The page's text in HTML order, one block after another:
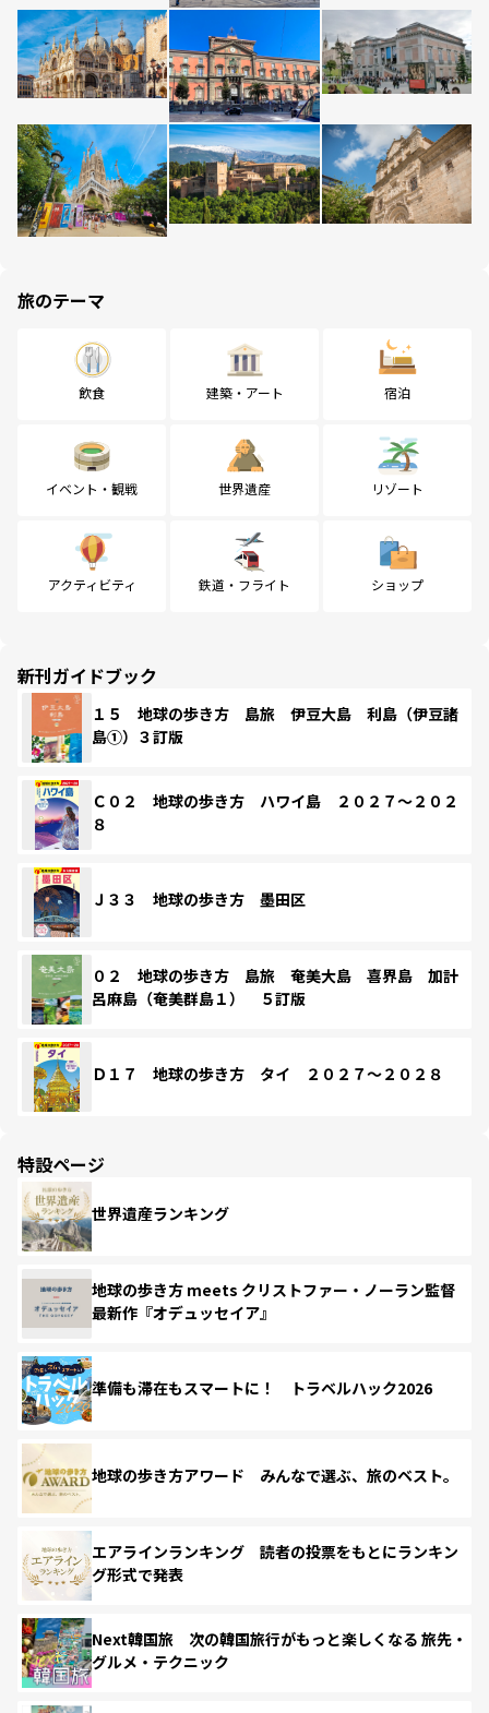
旅のテーマ
飲食 建築・アート 宿泊
イベント・観戦 世界遺産 リゾート
アクティビティ 鉄道・フライト ショップ
新刊ガイドブック
１５ 地球の歩き方 島旅 伊豆大島 利島（伊豆諸
島①）３訂版
Ｃ０２ 地球の歩き方 ハワイ島 ２０２７～２０２
８
Ｊ３３ 地球の歩き方 墨田区
０２ 地球の歩き方 島旅 奄美大島 喜界島 加計
呂麻島（奄美群島１） ５訂版
Ｄ１７ 地球の歩き方 タイ ２０２７～２０２８
特設ページ
世界遺産ランキング
地球の歩き方 meets クリストファー・ノーラン監督
最新作『オデュッセイア』
準備も滞在もスマートに！ トラベルハック2026
地球の歩き方アワード みんなで選ぶ、旅のベスト。
エアラインランキング 読者の投票をもとにランキン
グ形式で発表
Next韓国旅 次の韓国旅行がもっと楽しくなる 旅先・
グルメ・テクニック